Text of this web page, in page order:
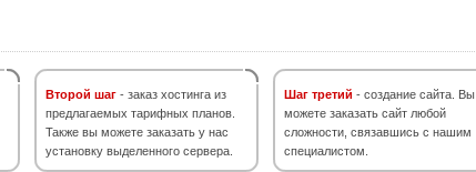
Второй шаг - заказ хостинга из
предлагаемых тарифных планов.
Также вы можете заказать у нас
установку выделенного сервера.
Шаг третий - создание сайта. Вы
можете заказать сайт любой
сложности, связавшись с нашим
специалистом.